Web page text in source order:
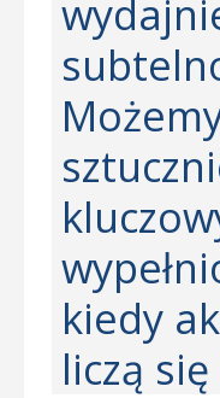
kiedy
liczą